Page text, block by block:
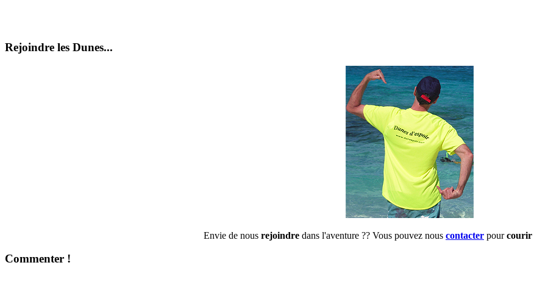
Rejoindre les Dunes...
Envie de nous rejoindre dans l'aventure ?? Vous pouvez nous contacter pourcourir
Commenter !